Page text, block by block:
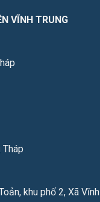
VĨNH TRUNG
Tháp
khu phố 2, Xã Vĩnh